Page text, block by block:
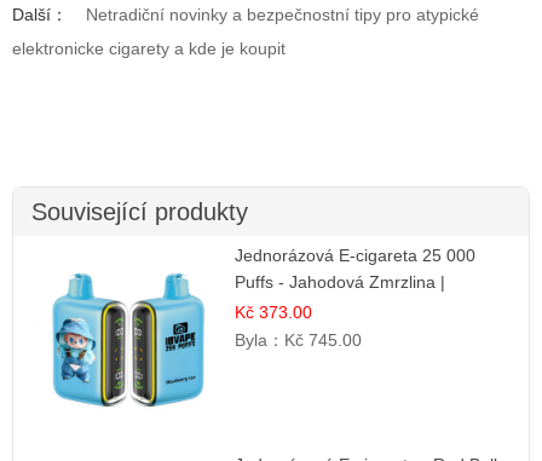
Další：
Netradiční novinky a bezpečnostní tipy pro atypické
elektronicke cigarety a kde je koupit
Související produkty
Jednorázová E-cigareta 25 000
Puffs - Jahodová Zmrzlina |
Krémová sladká příchuť
Kč 373.00
Byla： Kč 745.00